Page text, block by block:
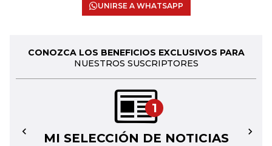
UNIRSE A WHATSAPP
CONOZCA LOS BENEFICIOS EXCLUSIVOS PARA
NUESTROS SUSCRIPTORES
1
MI SELECCIÓN DE NOTICIAS
← →